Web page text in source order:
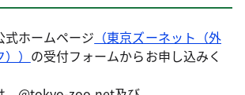
ホームページ （東京ズーネット（外
） の受付フォームからお申し込みく